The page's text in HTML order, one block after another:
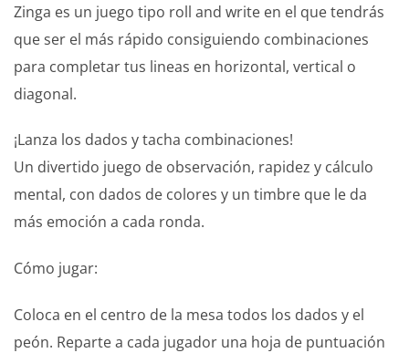
Zinga es un juego tipo roll and write en el que tendrás
que ser el más rápido consiguiendo combinaciones
para completar tus lineas en horizontal, vertical o
diagonal.
¡Lanza los dados y tacha combinaciones!
Un divertido juego de observación, rapidez y cálculo
mental, con dados de colores y un timbre que le da
más emoción a cada ronda.
Cómo jugar:
Coloca en el centro de la mesa todos los dados y el
peón. Reparte a cada jugador una hoja de puntuación